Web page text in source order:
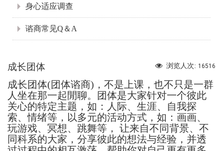
身心适应调查
谘商常见Q＆A
浏览人次: 16516
成长团体
成长团体(团体谘商)，不是上课，也不只是一群
人坐在那一起閒聊。团体是大家针对一个彼此
关心的特定主题，如：人际、生涯、自我探
索、情绪等，以多元的活动方式，如：画画、
玩游戏、冥想、跳舞等， 让来自不同背景、不
同科系的大家，分享彼此的想法与经验，并透